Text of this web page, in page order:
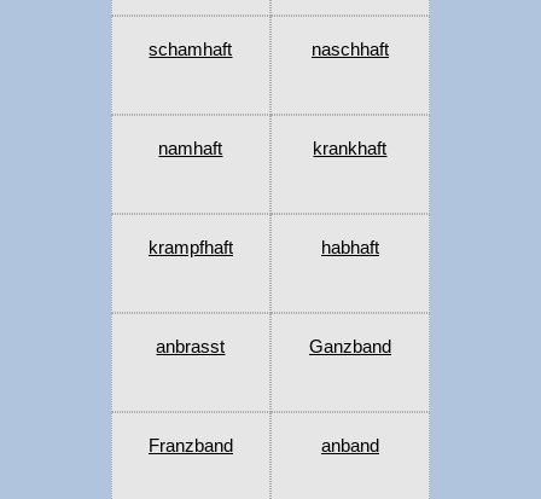
schamhaft naschhaft
namhaft krankhaft
krampfhaft habhaft
anbrasst Ganzband
Franzband anband